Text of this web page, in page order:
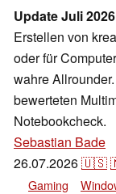
Update Juli
Erstellen von
oder für
wahre
bewerteten
Notebookcheck.
Sebastian Bade
26.07.2026🇺🇸
Gaming